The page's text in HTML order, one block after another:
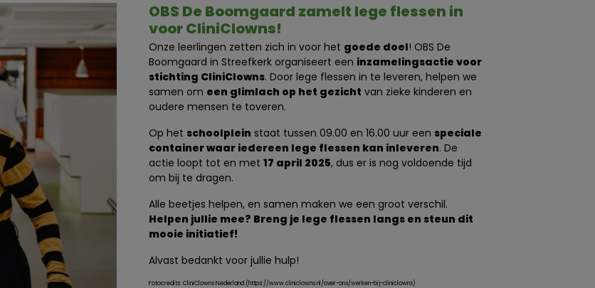
OBS De Boomgaard zamelt lege flessen in
voor CliniClowns!
Onze leerlingen zetten zich in voor het goede doel! OBS De
Boomgaard in Streefkerk organiseert een inzamelingsactie voor
stichting CliniClowns. Door lege flessen in te leveren, helpen we
samen om een glimlach op het gezicht van zieke kinderen en
oudere mensen te toveren.
Op het schoolplein staat tussen 09.00 en 16.00 uur een speciale
container waar iedereen lege flessen kan inleveren. De
actie loopt tot en met 17 april 2025, dus er is nog voldoende tijd
om bij te dragen.
Alle beetjes helpen, en samen maken we een groot verschil.
Helpen jullie mee? Breng je lege flessen langs en steun dit
mooie initiatief!
Alvast bedankt voor jullie hulp!
Fotocredits: CliniClowns Nederland (https://www.cliniclowns.nl/over-ons/werken-bij-cliniclowns)